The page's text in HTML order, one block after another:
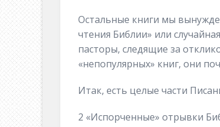
Остальные книги мы
чтения Библии» или
пасторы, следящие за
«непопулярных» книг, они
Итак, есть целые части
2 «Испорченные» отрывки